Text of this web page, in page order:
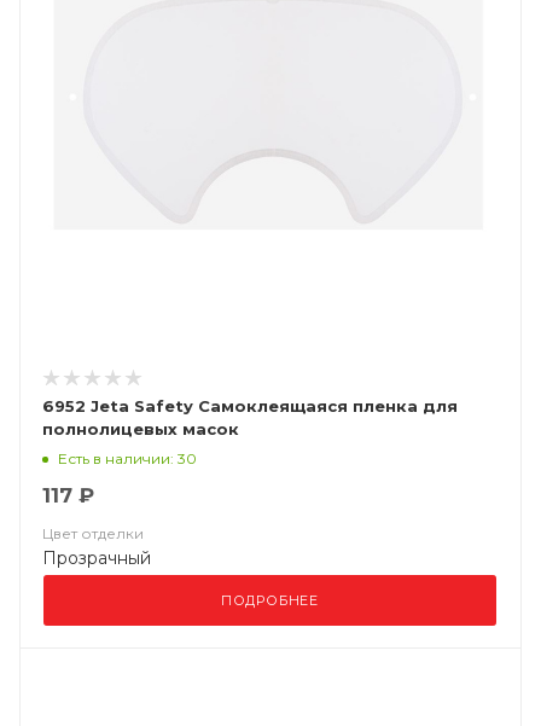
6952 Jeta Safety Самоклеящаяся пленка для
полнолицевых масок
Есть в наличии: 30
117 ₽
Цвет отделки
Прозрачный
ПОДРОБНЕЕ